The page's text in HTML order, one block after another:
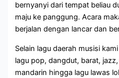
bernyanyi dari tempat beliau
maju ke panggung. Acara
berjalan dengan lancar dan
Selain lagu daerah musisi
lagu pop, dangdut, barat,
mandarin hingga lagu lawas